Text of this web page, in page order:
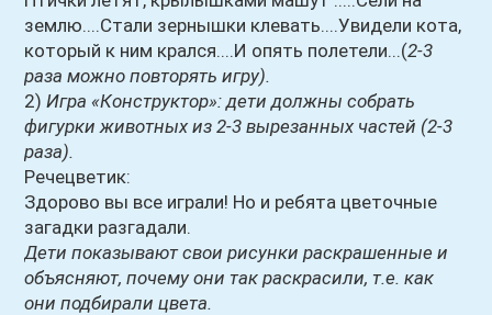
землю....Стали зернышки клевать....Увидели кота,
который к ним крался....И опять полетели...(2-3
раза можно повторять игру).
2)Игра «Конструктор»: дети должны собрать
фигурки животных из 2-3 вырезанных частей (2-3
раза).
Речецветик:
Здорово вы все играли! Но и ребята цветочные
загадки разгадали.
Дети показывают свои рисунки раскрашенные и
объясняют, почему они так раскрасили, т.е. как
они подбирали цвета.